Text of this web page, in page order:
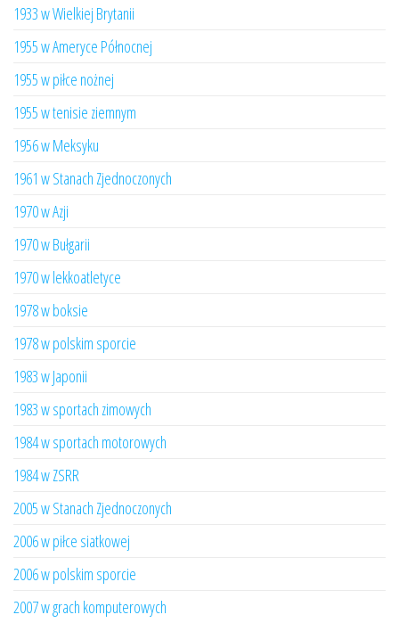
1933 w Wielkiej Brytanii
1955 w Ameryce Północnej
1955 w piłce nożnej
1955 w tenisie ziemnym
1956 w Meksyku
1961 w Stanach Zjednoczonych
1970 w Azji
1970 w Bułgarii
1970 w lekkoatletyce
1978 w boksie
1978 w polskim sporcie
1983 w Japonii
1983 w sportach zimowych
1984 w sportach motorowych
1984 w ZSRR
2005 w Stanach Zjednoczonych
2006 w piłce siatkowej
2006 w polskim sporcie
2007 w grach komputerowych